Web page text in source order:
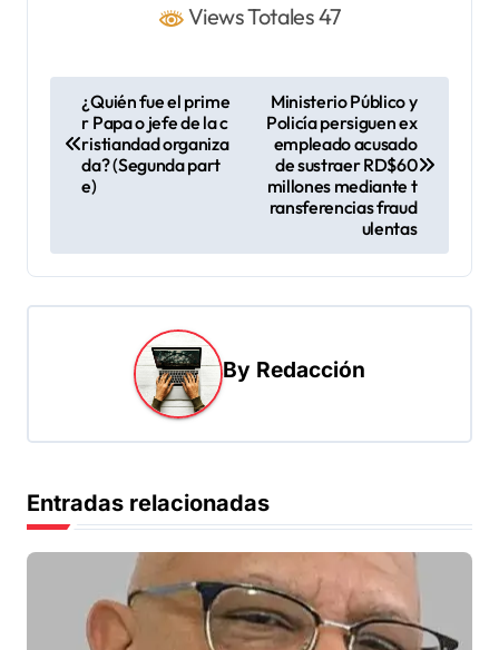
Views Totales 47
a
c
e
e
¿Quién fue el prime
r Papa o jefe de la c
ristiandad organiza
da? (Segunda part
e)
Ministerio Público y
Policía persiguen ex
empleado acusado
de sustraer RD$60
millones mediante t
ransferencias fraud
ulentas
By Redacción
Entradas relacionadas